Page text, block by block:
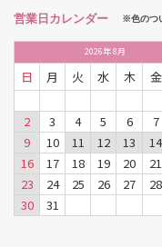
営業日カレンダー ※色のつ
2026年8月
日 月 火 水 木 金
2
3 4 5 6 7
9
10 11 12 13 14
16
17 18 19 20 21
23
24 25 26 27 28
30
31